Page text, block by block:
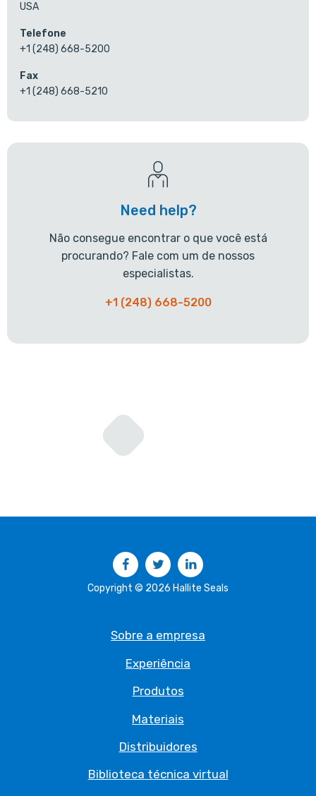
USA
Telefone
+1 (248) 668-5200
Fax
+1 (248) 668-5210
Need help?
Não consegue encontrar o que você está
procurando? Fale com um de nossos
especialistas.
+1 (248) 668-5200
FacebookTwitter
Copyright © 2026 Hallite Seals
Sobre a empresa
Experiência
Produtos
Materiais
Distribuidores
Biblioteca técnica virtual